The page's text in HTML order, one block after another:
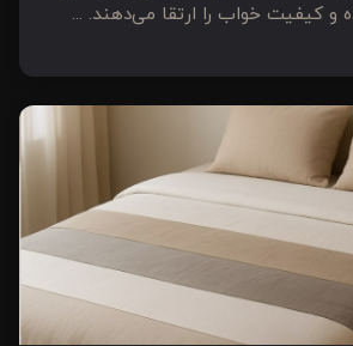
و کیفیت خواب را ارتقا می‌دهند. ...